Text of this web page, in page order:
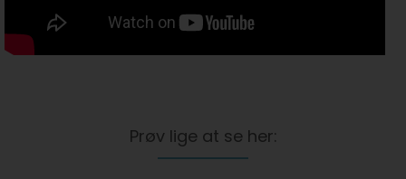
Prøv lige at se her: